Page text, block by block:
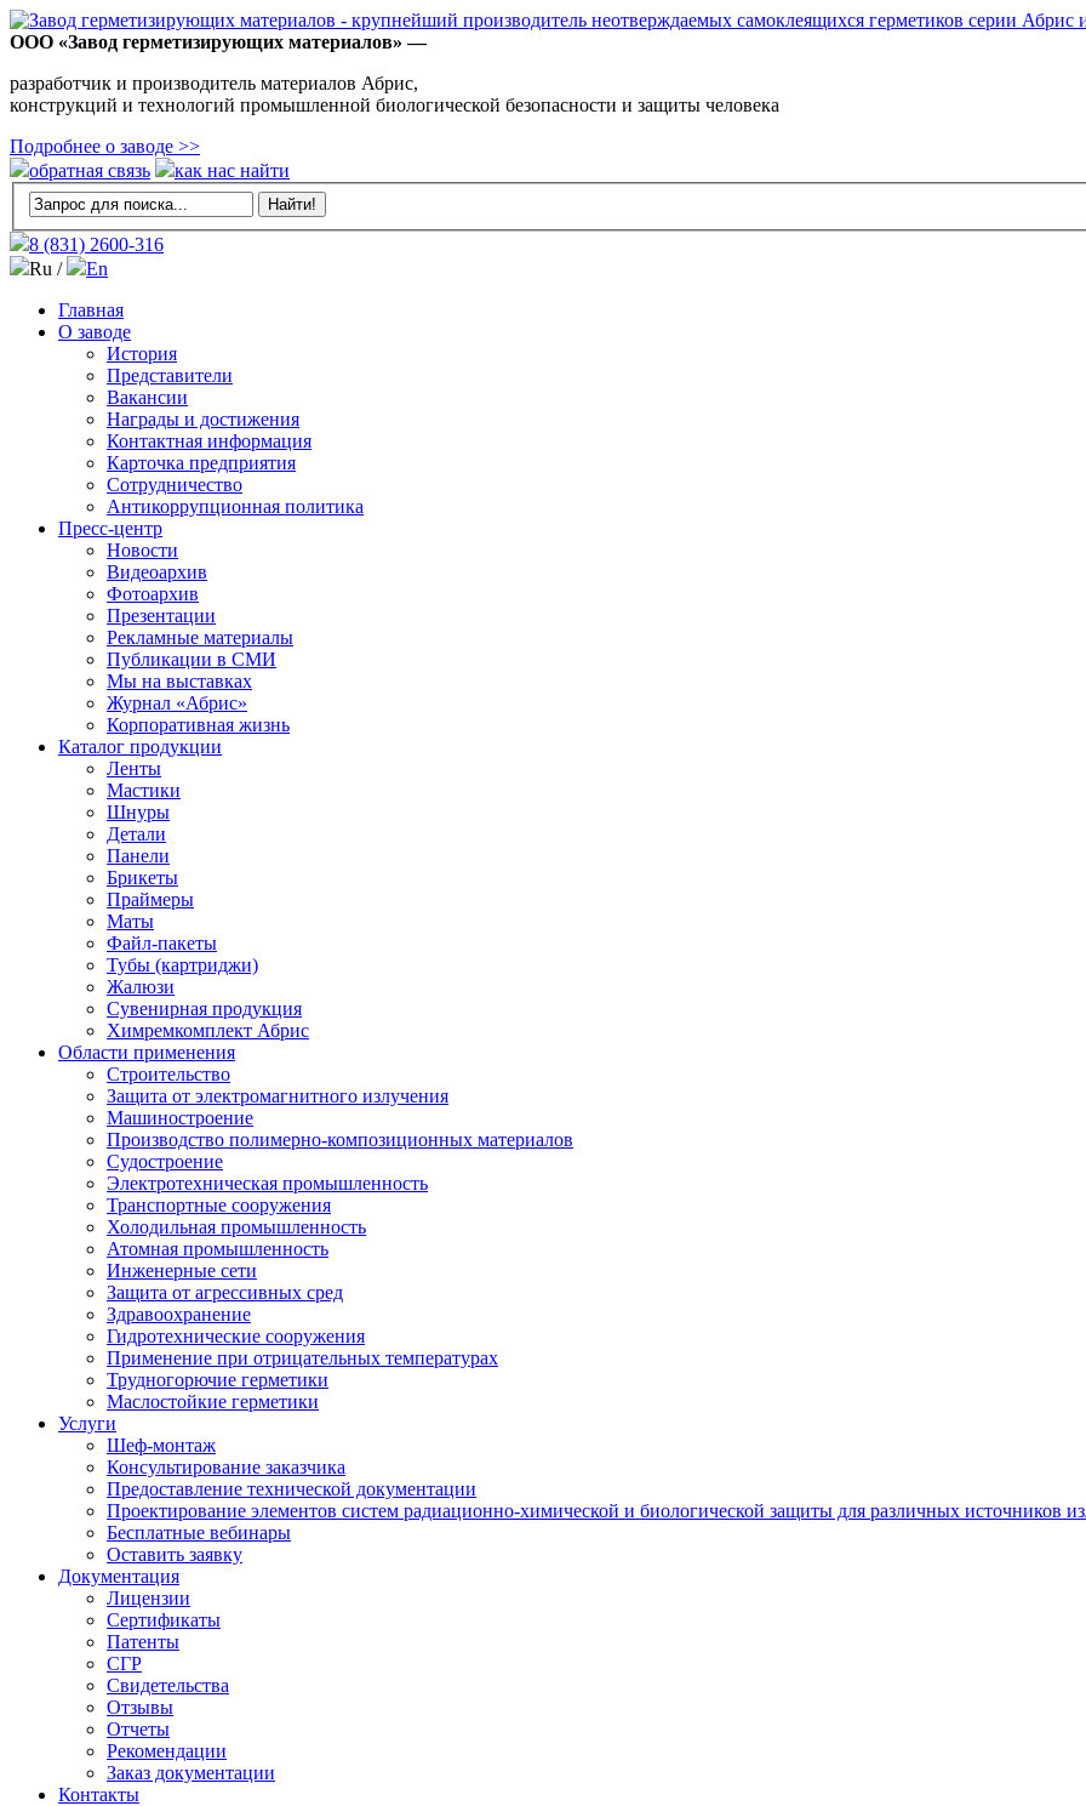
ООО «Завод герметизирующих материалов» —
разработчик и производитель материалов Абрис,
конструкций и технологий промышленной биологической безопасности и защиты человека
Подробнее о заводе >>
обратная связь
как нас найти
8 (831) 2600-316
Ru /
En
Главная
О заводе
История
Представители
Вакансии
Награды и достижения
Контактная информация
Карточка предприятия
Сотрудничество
Антикоррупционная политика
Пресс-центр
Новости
Видеоархив
Фотоархив
Презентации
Рекламные материалы
Публикации в СМИ
Мы на выставках
Журнал «Абрис»
Корпоративная жизнь
Каталог продукции
Ленты
Мастики
Шнуры
Детали
Панели
Брикеты
Праймеры
Маты
Файл-пакеты
Тубы (картриджи)
Жалюзи
Сувенирная продукция
Химремкомплект Абрис
Области применения
Строительство
Защита от электромагнитного излучения
Машиностроение
Производство полимерно-композиционных материалов
Судостроение
Электротехническая промышленность
Транспортные сооружения
Холодильная промышленность
Атомная промышленность
Инженерные сети
Защита от агрессивных сред
Здравоохранение
Гидротехнические сооружения
Применение при отрицательных температурах
Трудногорючие герметики
Маслостойкие герметики
Услуги
Шеф-монтаж
Консультирование заказчика
Предоставление технической документации
Проектирование элементов систем радиационно-химической и биологической защиты для различных источников
Бесплатные вебинары
Оставить заявку
Документация
Лицензии
Сертификаты
Патенты
СГР
Свидетельства
Отзывы
Отчеты
Рекомендации
Заказ документации
Контакты